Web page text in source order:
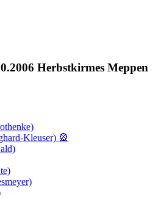
Herbstkirmes Meppen
Kleuser) 🎡